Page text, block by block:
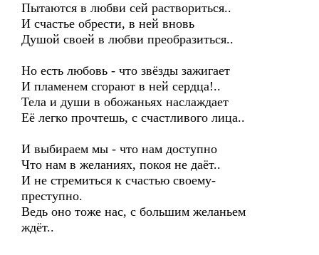
Пытаются в любви сей раствориться..
И счастье обрести, в ней вновь
Душой своей в любви преобразиться..
Но есть любовь - что звёзды зажигает
И пламенем сгорают в ней сердца!..
Тела и души в обожаньях наслаждает
Её легко прочтешь, с счастливого лица..
И выбираем мы - что нам доступно
Что нам в желаниях, покоя не даёт..
И не стремиться к счастью своему-
преступно.
Ведь оно тоже нас, с большим желаньем
ждёт..